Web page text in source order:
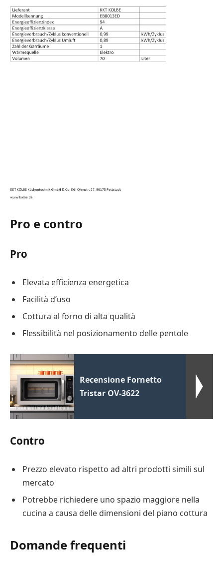
Pro e contro
Pro
Elevata efficienza energetica
Facilità d’uso
Cottura al forno di alta qualità
Flessibilità nel posizionamento delle pentole
Recensione Fornetto
Tristar OV-3622
Contro
Prezzo elevato rispetto ad altri prodotti simili sul
mercato
Potrebbe richiedere uno spazio maggiore nella
cucina a causa delle dimensioni del piano cottura
Domande frequenti